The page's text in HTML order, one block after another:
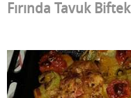
Fırında Tavuk Biftek